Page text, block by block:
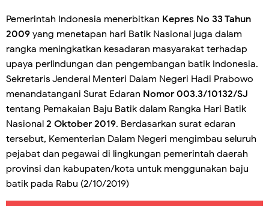
Pemerintah Indonesia menerbitkan Kepres No 33 Tahun
2009 yang menetapan hari Batik Nasional juga dalam
rangka meningkatkan kesadaran masyarakat terhadap
upaya perlindungan dan pengembangan batik Indonesia.
Sekretaris Jenderal Menteri Dalam Negeri Hadi Prabowo
menandatangani Surat Edaran Nomor 003.3/10132/SJ
tentang Pemakaian Baju Batik dalam Rangka Hari Batik
Nasional 2 Oktober 2019. Berdasarkan surat edaran
tersebut, Kementerian Dalam Negeri mengimbau seluruh
pejabat dan pegawai di lingkungan pemerintah daerah
provinsi dan kabupaten/kota untuk menggunakan baju
batik pada Rabu (2/10/2019)